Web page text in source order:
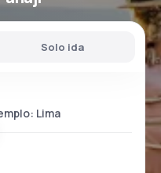
Solo ida